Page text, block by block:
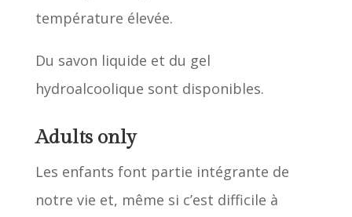
température élevée.
Du savon liquide et du gel
hydroalcoolique sont disponibles.
Adults only
Les enfants font partie intégrante de
notre vie et, même si c’est difficile à